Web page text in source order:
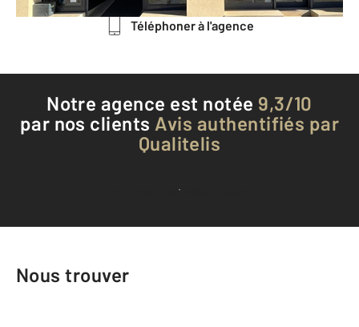
Téléphoner à l'agence
Notre agence est notée 9,3/10
par nos clients Avis authentifiés par
Qualitelis
Voir tous les avis clients
Nous trouver